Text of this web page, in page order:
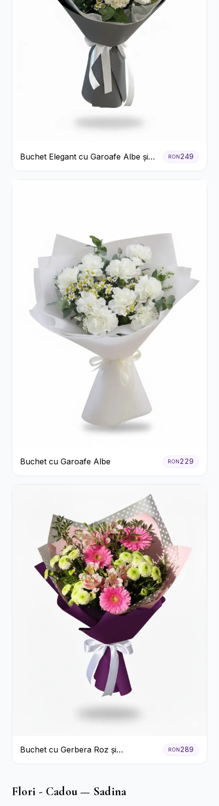
Buchet Elegant cu Garoafe Albe și
Eucalipt
RON249
Buchet cu Garoafe Albe RON229
Buchet cu Gerbera Roz și
Crizanteme Verzi
RON289
Flori - Cadou — Sadina